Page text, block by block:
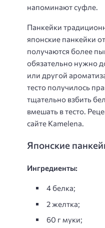
напоминают суфле.
Панкейки
японские панкейки
получаются более
обязательно нужно
или другой
тесто получилось
тщательно взбить
вмешать в тесто.
сайте Kamelena.
Японские
Ингредиенты:
4 белка;
2 желтка;
60 г муки;